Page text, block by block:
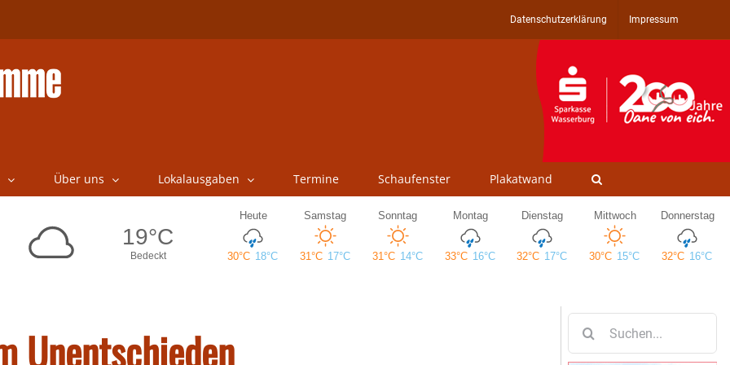
Datenschutzerklärung Impressum
Über uns Lokalausgaben Termine Schaufenster Plakatwand
Unentschieden
nach: